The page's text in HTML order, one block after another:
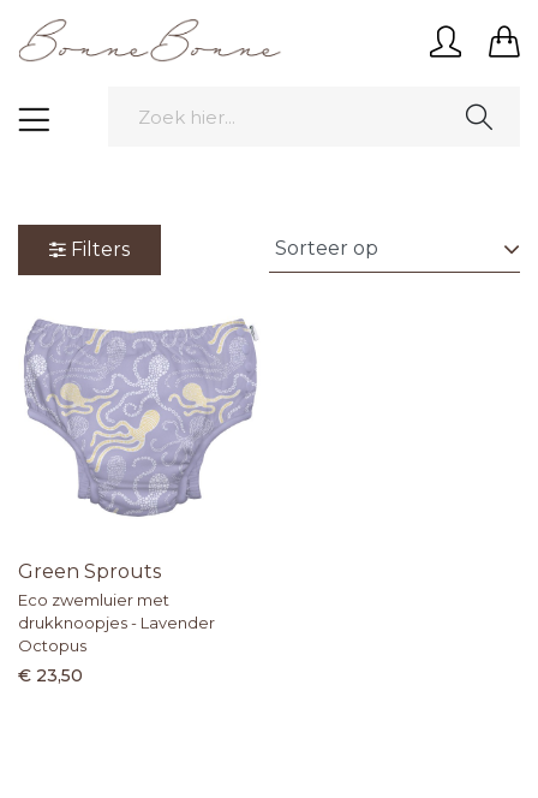
Filters
Green Sprouts
Eco zwemluier met
drukknoopjes - Lavender
Octopus
€ 23,50